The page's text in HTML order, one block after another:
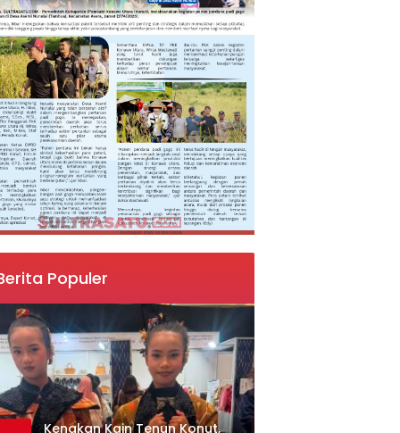
Populer
‎Kenakan Kain Tenun Konut,